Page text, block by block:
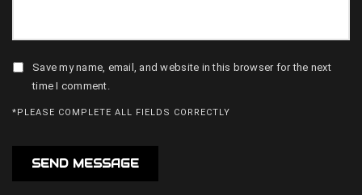
Save my name, email, and website in this browser for the next
time I comment.
*PLEASE COMPLETE ALL FIELDS CORRECTLY